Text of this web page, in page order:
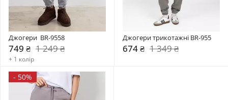
Джогери  BR-9558
749 ₴ 1 249 ₴
+ 1 колір
Джогери трикотажні BR-955
674 ₴ 1 349 ₴
- 50%